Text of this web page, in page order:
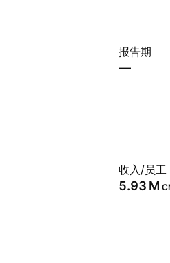
报告期
—
收入/员工
‪5.93 M‬